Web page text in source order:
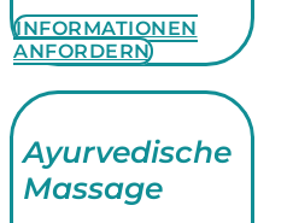
INFORMATIONEN
ANFORDERN
Ayurvedische
Massage